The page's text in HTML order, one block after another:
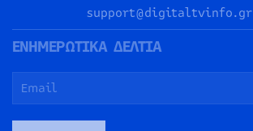
support@digitaltvinfo.gr
ΕΝΗΜΕΡΩΤΙΚΑ ΔΕΛΤΙΑ